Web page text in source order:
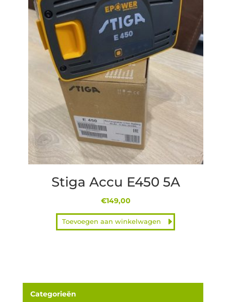
Stiga Accu E450 5A
€149,00
Toevoegen aan winkelwagen
Categorieën